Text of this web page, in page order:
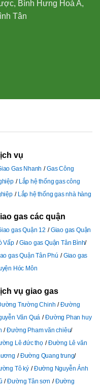
Bình Hưng Hoà A,
Tân
vụ
Gas Nhanh
Gas Công
Lắp hệ thống gas công
Lắp hệ thống gas nhà hàng
gas các quận
gas Quận 12
Giao gas Quận
Vấp
Giao gas Quận Tân Bình
gas Quận Tân Phú
Giao gas
Hóc Môn
vụ giao gas
Trường Chinh
Đường
Văn Quá
Đường Phan huy
Đường Pham văn chiêu
Lê đức thọ
Đường Lê văn
Đường Quang trung
Tô ký
Đường Nguyễn Ảnh
Đường Tân sơn
Đường